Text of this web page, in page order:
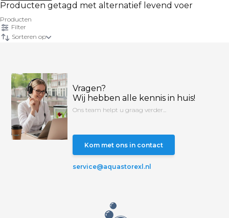
Producten getagd met alternatief levend voer
Producten
Filter
Sorteren op
Vragen?
Wij hebben alle kennis in huis!
Ons team helpt u graag verder...
Kom met ons in contact
service@aquastorexl.nl